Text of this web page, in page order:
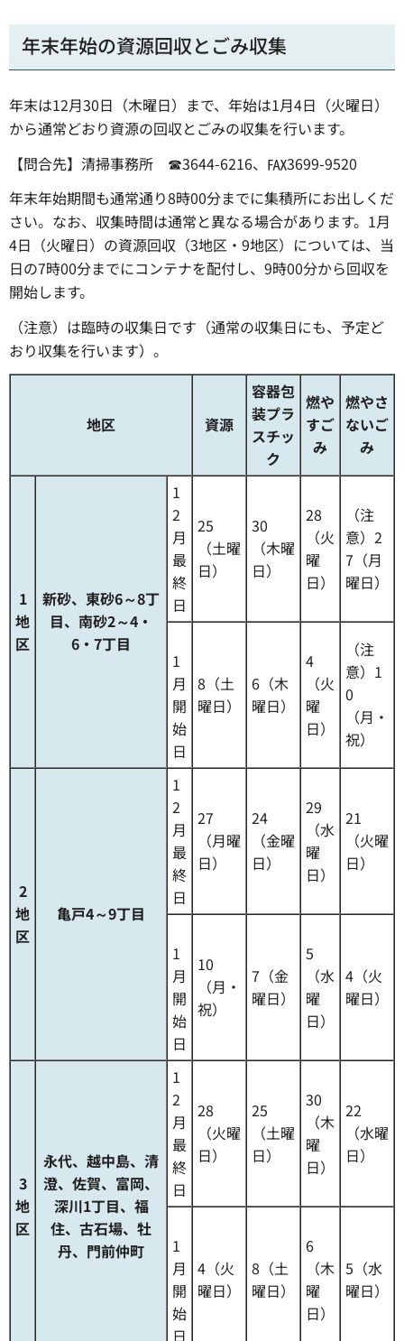
年末年始の資源回収とごみ収集
年末は12月30日（木曜日）まで、年始は1月4日（火曜日）
から通常どおり資源の回収とごみの収集を行います。
【問合先】清掃事務所 ☎3644-6216、℻3699-9520
年末年始期間も通常通り8時00分までに集積所にお出しくだ
さい。なお、収集時間は通常と異なる場合があります。1月
4日（火曜日）の資源回収（3地区・9地区）については、当
日の7時00分までにコンテナを配付し、9時00分から回収を
開始します。
（注意）は臨時の収集日です（通常の収集日にも、予定ど
おり収集を行います）。
地区 資源
容器包
装プラ
スチッ
ク
燃や
すご
み
燃やさ
ないご
み
1
地
区
新砂、東砂6～8丁
目、南砂2～4・
6・7丁目
1
2
月
最
終
日
25
（土曜
日）
30
（木曜
日）
28
（火
曜
日）
（注
意）2
7（月
曜日）
1
月
開
始
日
8（土
曜日）
6（木
曜日）
4
（火
曜
日）
（注
意）1
0
（月・
祝）
2
地
区
亀戸4～9丁目
1
2
月
最
終
日
27
（月曜
日）
24
（金曜
日）
29
（水
曜
日）
21
（火曜
日）
1
月
開
始
日
10
（月・
祝）
7（金
曜日）
5
（水
曜
日）
4（火
曜日）
3
地
区
永代、越中島、清
澄、佐賀、富岡、
深川1丁目、福
住、古石場、牡
丹、門前仲町
1
2
月
最
終
日
28
（火曜
日）
25
（土曜
日）
30
（木
曜
日）
22
（水曜
日）
1
月
開
始
日
4（火
曜日）
8（土
曜日）
6
（木
曜
日）
5（水
曜日）